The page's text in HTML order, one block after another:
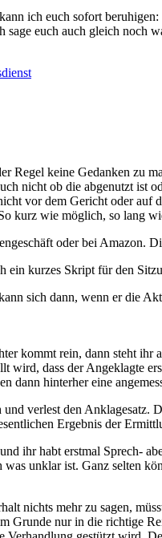
ich euch sofort beruhigen:
sage euch auch gleich noch
Regel keine Gedanken zu
nicht ob die abgenutzt ist
vor dem Gericht oder auf
kurz wie möglich, so lang
oder bei Amazon.
ein kurzes Skript für den
sich dann, wenn er die
kommt rein, dann steht ihr
wird, dass der Angeklagte
dann hinterher eine
verlest den
Ergebnis der
ihr habt erstmal Sprech-
unklar ist. Ganz selten
nichts mehr zu sagen,
Grunde nur in die richtige